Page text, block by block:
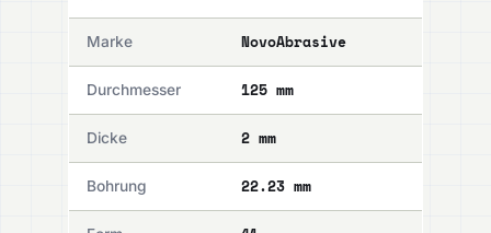
Marke NovoAbrasive
Durchmesser 125 mm
Dicke 2 mm
Bohrung 22.23 mm